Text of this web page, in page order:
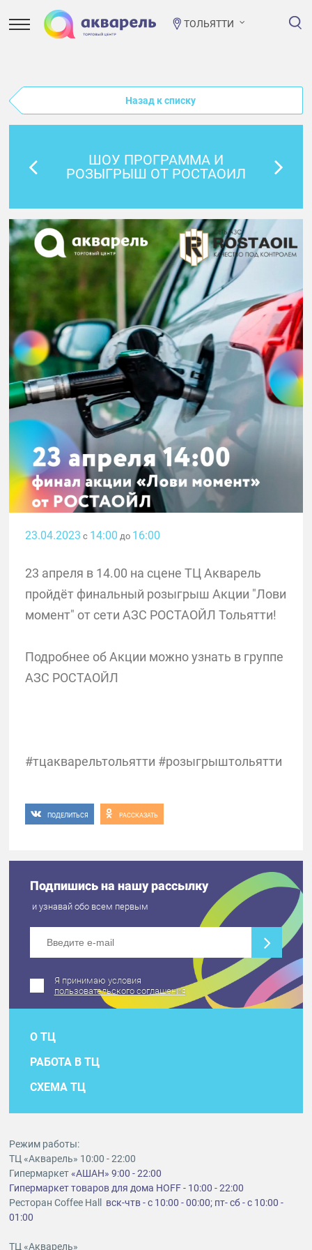
ТОЛЬЯТТИ
Назад к списку
ШОУ ПРОГРАММА И
РОЗЫГРЫШ ОТ РОСТАОИЛ
23.04.2023 с 14:00 до 16:00
23 апреля в 14.00 на сцене ТЦ Акварель
пройдёт финальный розыгрыш Акции "Лови
момент" от сети АЗС РОСТАОЙЛ Тольятти!
Подробнее об Акции можно узнать в группе
АЗС РОСТАОЙЛ
#тцакварельтольятти #розыгрыштольятти
ПОДЕЛИТЬСЯ РАССКАЗАТЬ
Подпишись на нашу рассылку
и узнавай обо всем первым
Я принимаю условия
пользовательского соглашения
О ТЦ
РАБОТА В ТЦ
СХЕМА ТЦ
Режим работы:
ТЦ «Акварель» 10:00 - 22:00
Гипермаркет«АШАН» 9:00 - 22:00
Гипермаркет товаров для дома HOFF - 10:00 - 22:00
Ресторан Coffee Hall вск-чтв - с 10:00 - 00:00; пт- сб - с 10:00 -
01:00
ТЦ «Акварель»